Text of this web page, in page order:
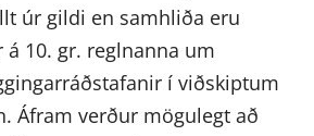
úr gildi en samhliða eru
10. gr. reglnanna um
í viðskiptum
Áfram verður mögulegt að